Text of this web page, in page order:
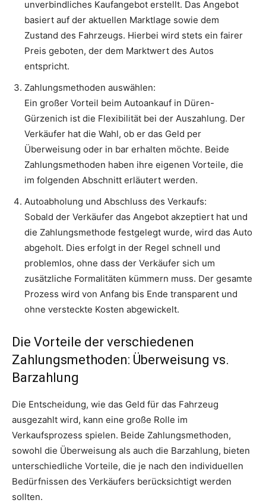
unverbindliches Kaufangebot erstellt. Das Angebot
basiert auf der aktuellen Marktlage sowie dem
Zustand des Fahrzeugs. Hierbei wird stets ein fairer
Preis geboten, der dem Marktwert des Autos
entspricht.
Zahlungsmethoden auswählen:
Ein großer Vorteil beim Autoankauf in Düren-
Gürzenich ist die Flexibilität bei der Auszahlung. Der
Verkäufer hat die Wahl, ob er das Geld per
Überweisung oder in bar erhalten möchte. Beide
Zahlungsmethoden haben ihre eigenen Vorteile, die
im folgenden Abschnitt erläutert werden.
Autoabholung und Abschluss des Verkaufs:
Sobald der Verkäufer das Angebot akzeptiert hat und
die Zahlungsmethode festgelegt wurde, wird das Auto
abgeholt. Dies erfolgt in der Regel schnell und
problemlos, ohne dass der Verkäufer sich um
zusätzliche Formalitäten kümmern muss. Der gesamte
Prozess wird von Anfang bis Ende transparent und
ohne versteckte Kosten abgewickelt.
Die Vorteile der verschiedenen
Zahlungsmethoden: Überweisung vs.
Barzahlung
Die Entscheidung, wie das Geld für das Fahrzeug
ausgezahlt wird, kann eine große Rolle im
Verkaufsprozess spielen. Beide Zahlungsmethoden,
sowohl die Überweisung als auch die Barzahlung, bieten
unterschiedliche Vorteile, die je nach den individuellen
Bedürfnissen des Verkäufers berücksichtigt werden
sollten.